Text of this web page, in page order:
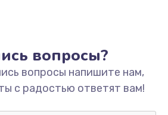
Заказать
зарядки телефона
вопросы?
вопросы напишите нам,
с радостью ответят вам!